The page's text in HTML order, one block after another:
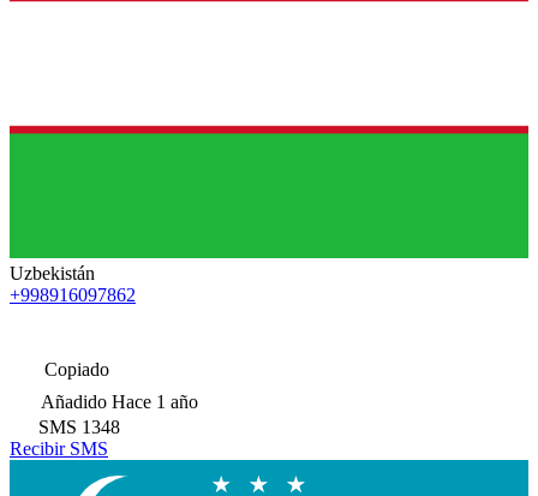
Uzbekistán
+998916097862
Copiado
Añadido Hace 1 año
SMS 1348
Recibir SMS